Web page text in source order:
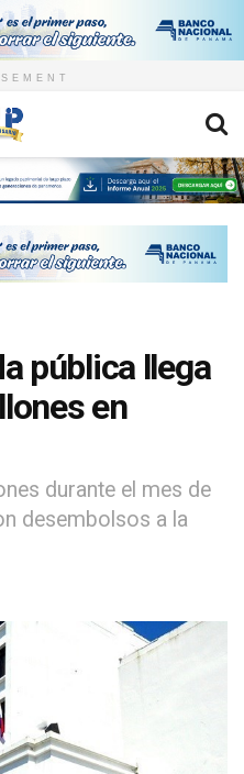
pública llega
en
durante el mes de
desembolsos a la